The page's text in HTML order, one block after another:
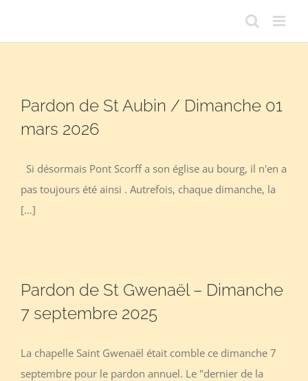
Pardon de St Aubin / Dimanche 01
mars 2026
Si désormais Pont Scorff a son église au bourg, il n'en a
pas toujours été ainsi . Autrefois, chaque dimanche, la
[...]
Pardon de St Gwenaël – Dimanche
7 septembre 2025
La chapelle Saint Gwenaël était comble ce dimanche 7
septembre pour le pardon annuel. Le "dernier de la